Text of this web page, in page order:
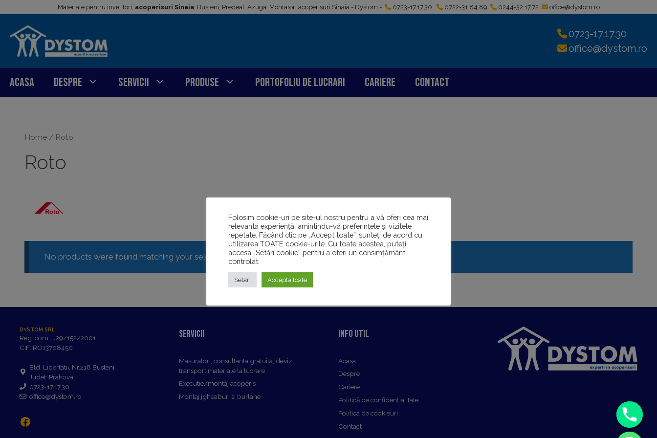
conținut
Materiale pentru invelitori, acoperisuri Sinaia, Busteni, Predeal, Azuga. Montatori acoperisuri Sinaia - Dystom - 0723-17.17.30, 0722-31.84.89 0244-32.17.72 office@dystom.ro
0723-17.17.30
office@dystom.ro
Acasa Despre Servicii Produse Portofoliu de lucrari Cariere Contact
Home / Roto
Roto
No products were found matching your selection.
DYSTOM SRL
Reg. com.: J29/152/2001
CIF: RO13708450
Bld. Libertatii, Nr.218 Busteni,
Judet: Prahova
0723-17.17.30
office@dystom.ro
Facebook
Servicii
Masuratori, consultanta gratuita, deviz,
transport materiale la lucrare
Executie/montaj acoperis
Montaj jgheaburi si burlane
Info util
Acasa
Despre
Cariere
Politică de confidențialitate
Politica de cookieuri
Contact
Folosim cookie-uri pe site-ul nostru pentru a vă oferi cea mai
relevantă experiență, amintindu-vă preferințele și vizitele
repetate. Făcând clic pe „Accept toate”, sunteți de acord cu
utilizarea TOATE cookie-urile. Cu toate acestea, puteți
accesa „Setări cookie” pentru a oferi un consimțământ
controlat.
Setari Accepta toate